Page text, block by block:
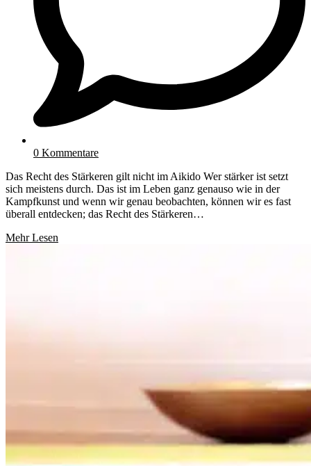
0 Kommentare
Das Recht des Stärkeren gilt nicht im Aikido Wer stärker ist setzt
sich meistens durch. Das ist im Leben ganz genauso wie in der
Kampfkunst und wenn wir genau beobachten, können wir es fast
überall entdecken; das Recht des Stärkeren…
Mehr Lesen